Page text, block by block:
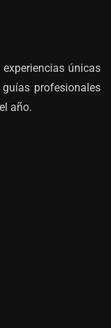
únicas
profesionales
año.